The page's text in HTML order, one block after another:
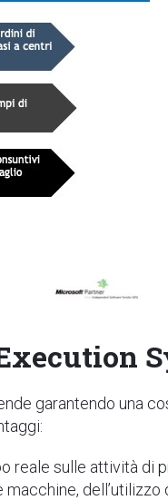
garantendo una
reale sulle attività di
dell’utilizzo